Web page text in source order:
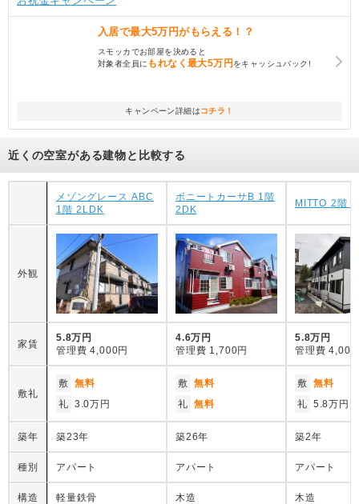
入居で最大5万円がもらえる！？
スモッカでお部屋を決めると
対象者全員に もれなく最大5万円をキャッシュバック!
キャンペーン詳細はコチラ！
近くの空室がある建物と比較する
メゾングレース ABC
1階 2LDK
ボニートカーサB 1階
2DK
MITTO 2階
外観
家賃
5.8万円
管理費 4,000円
4.6万円
管理費 1,700円
5.8万円
管理費 4,000
敷礼
敷 無料
礼 3.0万円
敷 無料
礼 無料
敷 無料
礼 5.8万円
築年 築23年 築26年 築2年
種別 アパート アパート アパート
構造 軽量鉄骨 木造 木造